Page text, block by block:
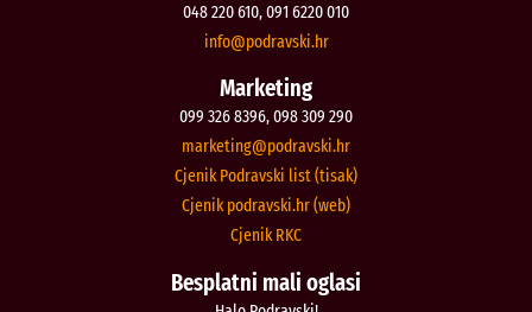
048 220 610, 091 6220 010
rh.iksvardop
@ofni
Marketing
099 326 8396, 098 309 290
rh.iksvardop
@gnitekram
Cjenik Podravski list (tisak)
Cjenik podravski.hr (web)
Cjenik RKC
Besplatni mali oglasi